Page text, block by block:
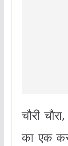
चौरी
का एक